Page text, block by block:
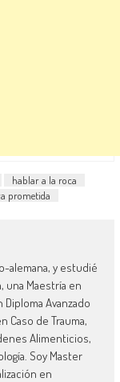
hablar a la roca
prometida
alemana, y estudié
una Maestría en
Avanzado
Caso de Trauma,
Alimenticios,
Soy Master
en